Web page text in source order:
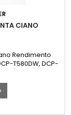
CIANO
Rendimento
T580DW, DCP-